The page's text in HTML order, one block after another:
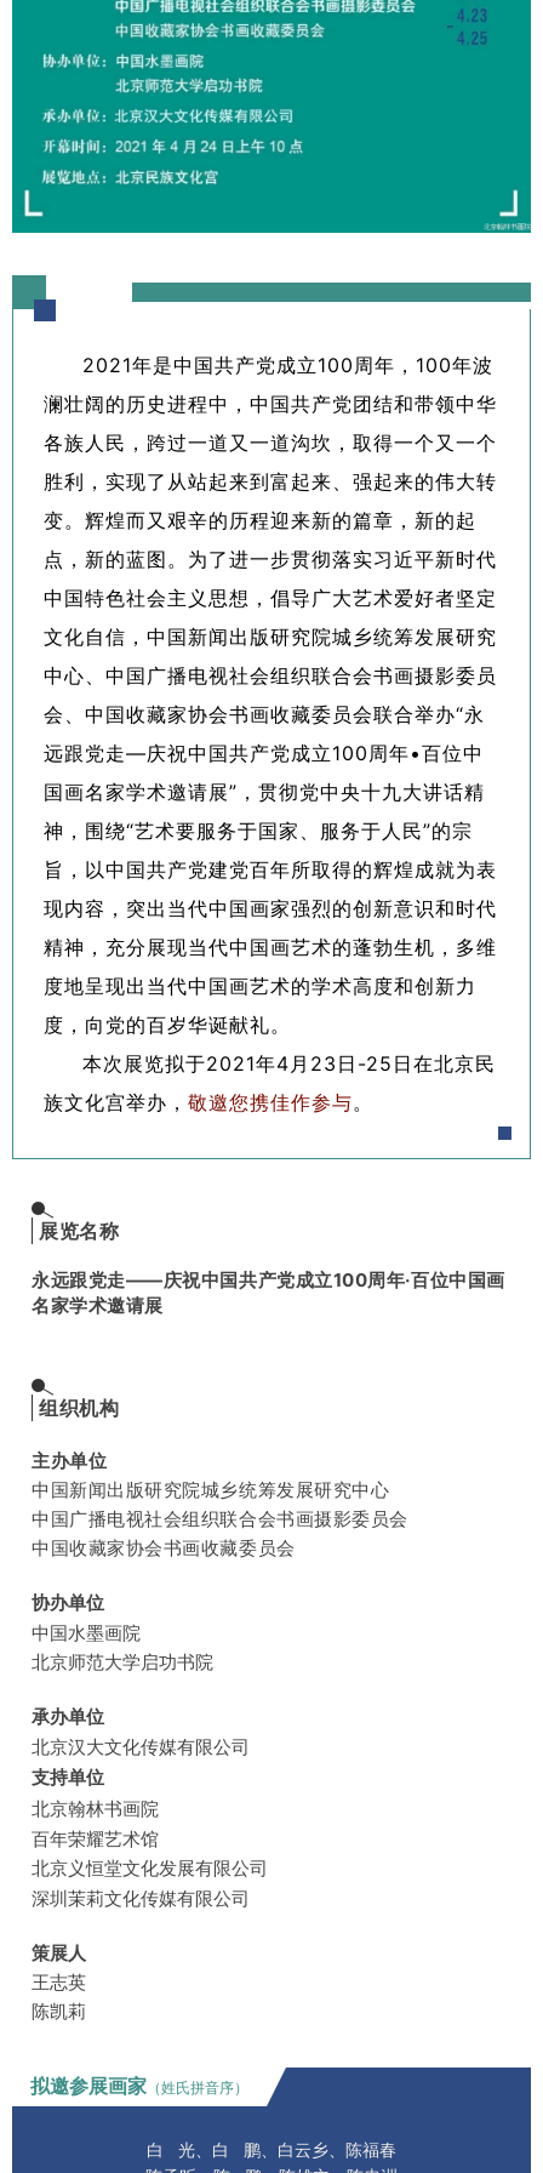
1 2 3 4
2021年是中国共产党成立100周年，100年波
澜壮阔的历史进程中，中国共产党团结和带领中华
各族人民，跨过一道又一道沟坎，取得一个又一个
胜利，实现了从站起来到富起来、强起来的伟大转
变。辉煌而又艰辛的历程迎来新的篇章，新的起
点，新的蓝图。为了进一步贯彻落实习近平新时代
中国特色社会主义思想，倡导广大艺术爱好者坚定
文化自信，中国新闻出版研究院城乡统筹发展研究
中心、中国广播电视社会组织联合会书画摄影委员
会、中国收藏家协会书画收藏委员会联合举办“永
远跟党走—庆祝中国共产党成立100周年•百位中
国画名家学术邀请展”，贯彻党中央十九大讲话精
神，围绕“艺术要服务于国家、服务于人民”的宗
旨，以中国共产党建党百年所取得的辉煌成就为表
现内容，突出当代中国画家强烈的创新意识和时代
精神，充分展现当代中国画艺术的蓬勃生机，多维
度地呈现出当代中国画艺术的学术高度和创新力
度，向党的百岁华诞献礼。
本次展览拟于2021年4月23日-25日在北京民
族文化宫举办， 敬邀您携佳作参与。
展览名称
永远跟党走——庆祝中国共产党成立100周年·百位中国画
名家学术邀请展
组织机构
主办单位
中国新闻出版研究院城乡统筹发展研究中心
中国广播电视社会组织联合会书画摄影委员会
中国收藏家协会书画收藏委员会
协办单位
中国水墨画院
北京师范大学启功书院
承办单位
北京汉大文化传媒有限公司
支持单位
北京翰林书画院
百年荣耀艺术馆
北京义恒堂文化发展有限公司
深圳茉莉文化传媒有限公司
策展人
王志英
陈凯莉
拟邀参展画家 （姓氏拼音序）
白 光、白 鹏、白云乡、陈福春